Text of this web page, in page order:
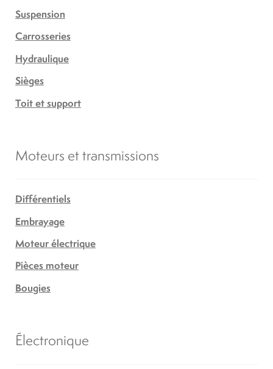
Suspension
Carrosseries
Hydraulique
Sièges
Toit et support
Moteurs et transmissions
Différentiels
Embrayage
Moteur électrique
Pièces moteur
Bougies
Électronique